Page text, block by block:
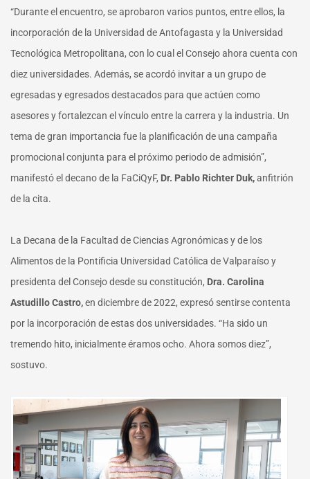
“Durante el encuentro, se aprobaron varios puntos, entre ellos, la
incorporación de la Universidad de Antofagasta y la Universidad
Tecnológica Metropolitana, con lo cual el Consejo ahora cuenta con
diez universidades. Además, se acordó invitar a un grupo de
egresadas y egresados destacados para que actúen como
asesores y fortalezcan el vínculo entre la carrera y la industria. Un
tema de gran importancia fue la planificación de una campaña
promocional conjunta para el próximo periodo de admisión”,
manifestó el decano de la FaCiQyF, Dr. Pablo Richter Duk,anfitrión
de la cita.
La Decana de la Facultad de Ciencias Agronómicas y de los
Alimentos de la Pontificia Universidad Católica de Valparaíso y
presidenta del Consejo desde su constitución, Dra. Carolina
Astudillo Castro,en diciembre de 2022, expresó sentirse contenta
por la incorporación de estas dos universidades. “Ha sido un
tremendo hito, inicialmente éramos ocho. Ahora somos diez”,
sostuvo.